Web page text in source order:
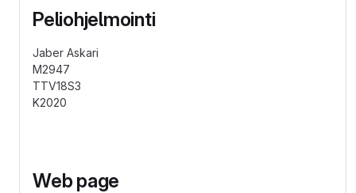
Peliohjelmointi
Jaber Askari
M2947
TTV18S3
K2020
Web page